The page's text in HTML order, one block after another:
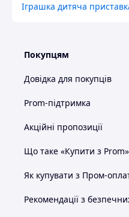
Іграшка дитяча
Покупцям
Довідка для покупців
Prom-підтримка
Акційні пропозиції
Що таке «Купити з Prom»
Як купувати з Пром-
Рекомендації з